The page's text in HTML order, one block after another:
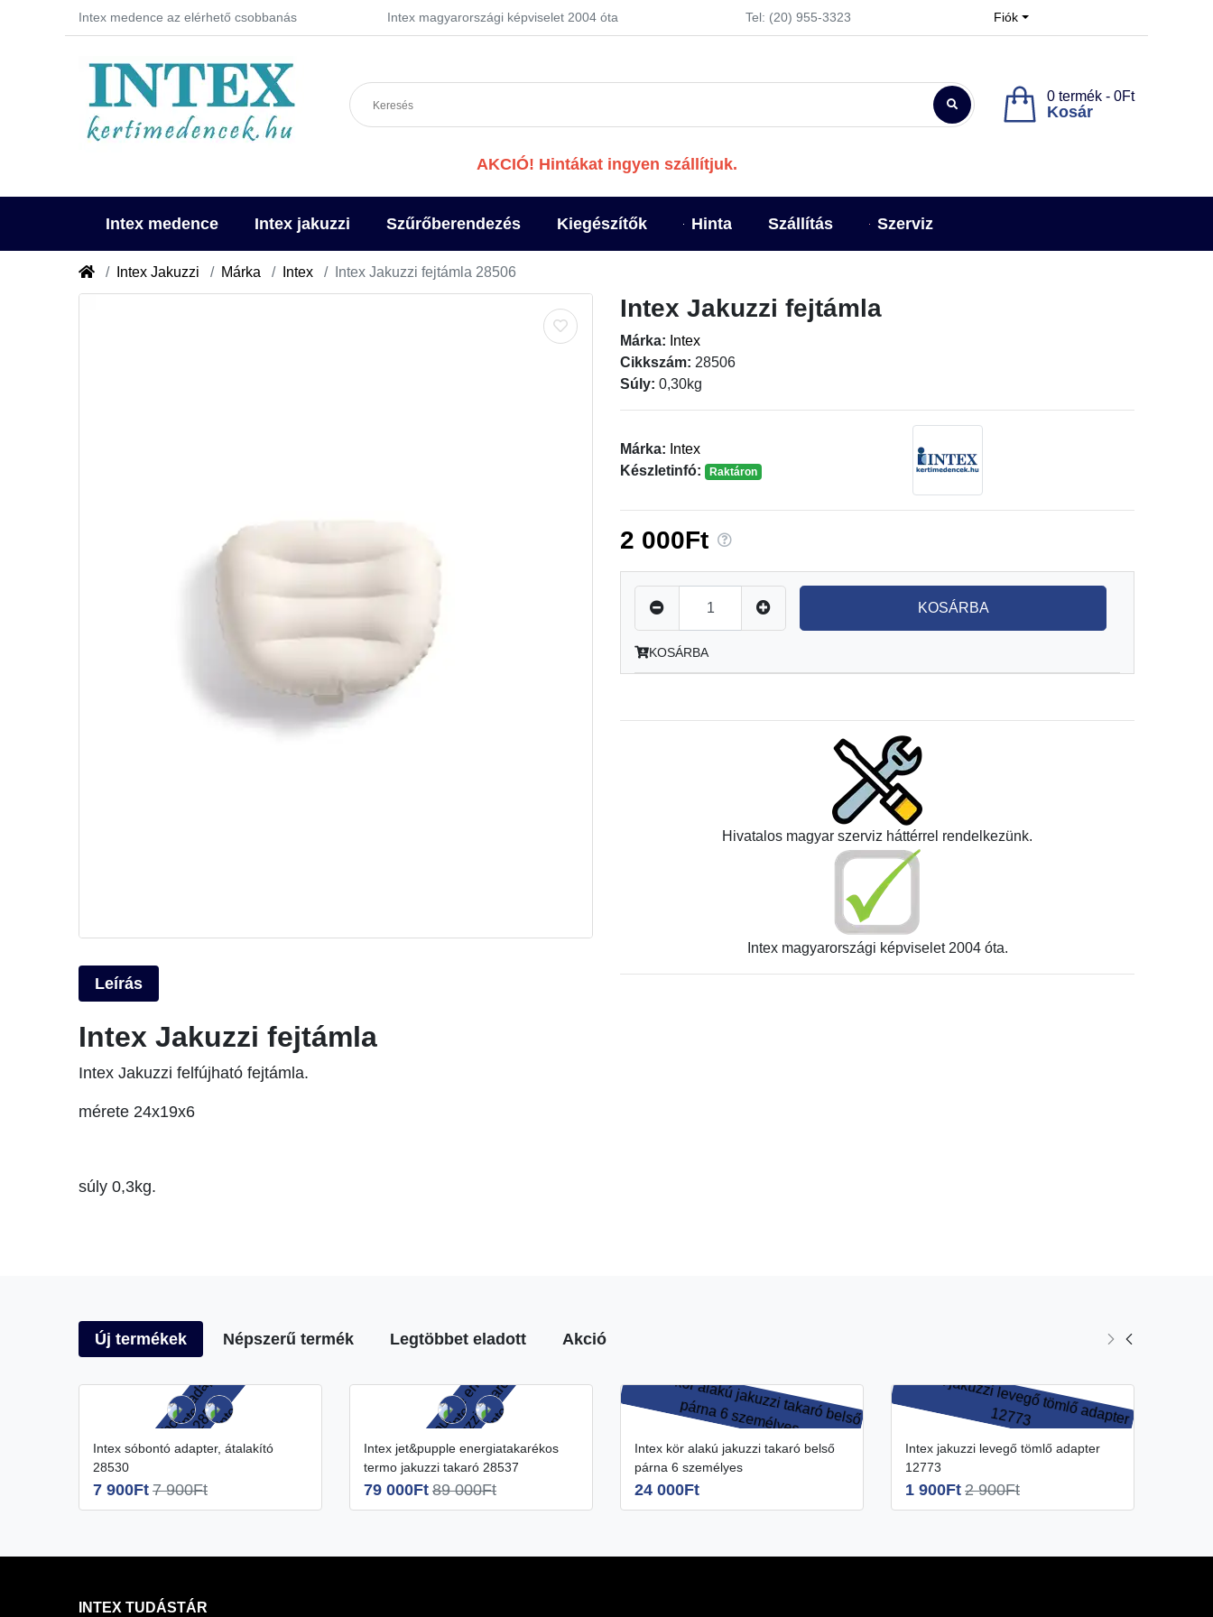
Intex medence az elérhető csobbanás Intex magyarországi képviselet 2004 óta Tel: (20) 955-3323 Fiók
Kosár
0 termék - 0Ft
AKCIÓ! Hintákat ingyen szállítjuk.
Intex medence Intex jakuzzi Szűrőberendezés Kiegészítők Hinta Szállítás Szerviz
Intex Jakuzzi Márka Intex Intex Jakuzzi fejtámla 28506
Leírás
Intex Jakuzzi fejtámla
Intex Jakuzzi felfújható fejtámla.
mérete 24x19x6
súly 0,3kg.
Intex Jakuzzi fejtámla
Márka: Intex
Cikkszám: 28506
Súly: 0,30kg
Márka: Intex
Készletinfó:
Raktáron
2 000Ft
KOSÁRBA
KOSÁRBA
Hivatalos magyar szerviz háttérrel rendelkezünk.
Intex magyarországi képviselet 2004 óta.
Új termékek Népszerű termék Legtöbbet eladott Akció
Intex sóbontó adapter, átalakító
28530
7 900Ft 7 900Ft
Intex jet&pupple energiatakarékos
termo jakuzzi takaró 28537
79 000Ft 89 000Ft
Intex kör alakú jakuzzi takaró belső
párna 6 személyes
24 000Ft
Intex jakuzzi levegő tömlő adapter
12773
1 900Ft 2 900Ft
INTEX TUDÁSTÁR